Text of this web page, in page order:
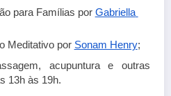
para Famílias por Gabriella
Meditativo por Sonam Henry;
acupuntura e outras
13h às 19h.